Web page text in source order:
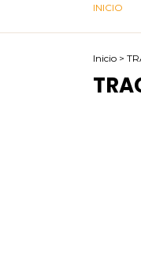
INICIO
Inicio >